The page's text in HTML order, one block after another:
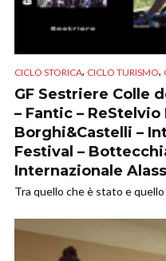
CICLO STORICA, CICLO TURISMO,
GF Sestriere Colle
– Fantic – ReStelvio
Borghi&Castelli –
Festival –
Internazionale
Tra quello che è stato e